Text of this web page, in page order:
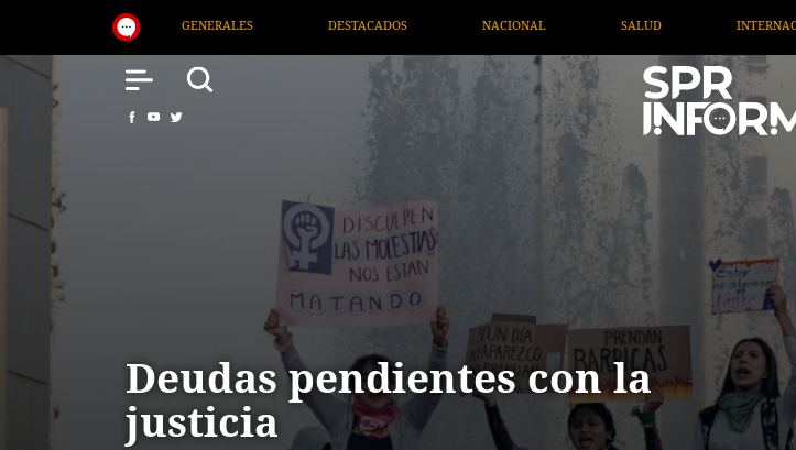
DESTACADOS NACIONAL SALUD INTERNACIONAL TV MIGRANTE INFORMA
Deudas pendientes con la
justicia